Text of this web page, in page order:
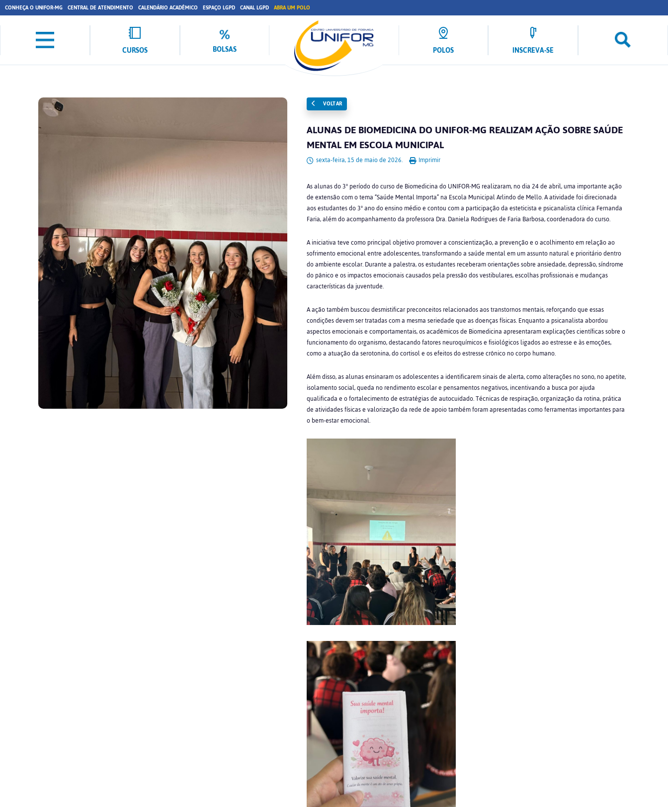
CONHEÇA O UNIFOR-MG CENTRAL DE ATENDIMENTO CALENDÁRIO ACADÊMICO ESPAÇO LGPD CANAL LGPD ABRA UM POLO
CURSOS BOLSAS POLOS INSCREVA-SE
VOLTAR
ALUNAS DE BIOMEDICINA DO UNIFOR-MG REALIZAM AÇÃO SOBRE SAÚDE
MENTAL EM ESCOLA MUNICIPAL
sexta-feira, 15 de maio de 2026. Imprimir
As alunas do 3º período do curso de Biomedicina do UNIFOR-MG realizaram, no dia 24 de abril, uma importante ação
de extensão com o tema “Saúde Mental Importa” na Escola Municipal Arlindo de Mello. A atividade foi direcionada
aos estudantes do 3º ano do ensino médio e contou com a participação da esteticista e psicanalista clínica Fernanda
Faria, além do acompanhamento da professora Dra. Daniela Rodrigues de Faria Barbosa, coordenadora do curso.
A iniciativa teve como principal objetivo promover a conscientização, a prevenção e o acolhimento em relação ao
sofrimento emocional entre adolescentes, transformando a saúde mental em um assunto natural e prioritário dentro
do ambiente escolar. Durante a palestra, os estudantes receberam orientações sobre ansiedade, depressão, síndrome
do pânico e os impactos emocionais causados pela pressão dos vestibulares, escolhasprofissionais e mudanças
características da juventude.
A ação também buscou desmistificar preconceitos relacionados aos transtornos mentais, reforçando que essas
condições devem ser tratadas com a mesma seriedade que as doenças físicas. Enquanto a psicanalista abordou
aspectos emocionais e comportamentais, os acadêmicos de Biomedicina apresentaram explicações científicas sobre o
funcionamento do organismo, destacando fatores neuroquímicos e fisiológicos ligados ao estresse e às emoções,
como a atuação da serotonina, do cortisol e os efeitos do estresse crônico no corpo humano.
Além disso, as alunas ensinaram os adolescentes a identificarem sinais de alerta, como alterações no sono, no apetite,
isolamento social, queda no rendimento escolar e pensamentos negativos, incentivando a busca por ajuda
qualificada e o fortalecimento de estratégias de autocuidado. Técnicas de respiração, organização da rotina, prática
de atividades físicas e valorização da rede de apoio também foram apresentadas como ferramentas importantes para
o bem-estar emocional.